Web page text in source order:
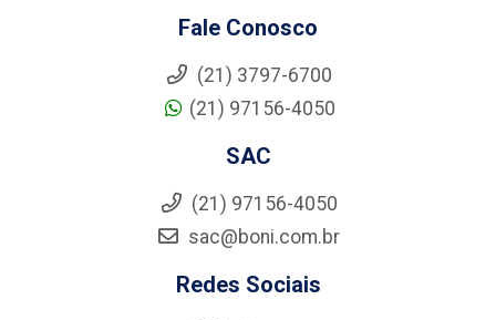
Fale Conosco
(21) 3797-6700
(21) 97156-4050
SAC
(21) 97156-4050
sac@boni.com.br
Redes Sociais